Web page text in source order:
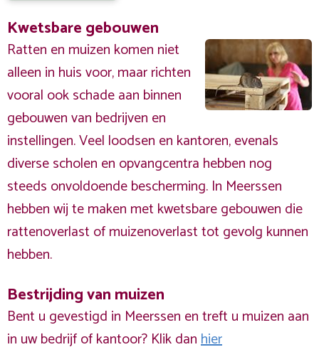
Kwetsbare gebouwen
Ratten en muizen komen niet
alleen in huis voor, maar richten
vooral ook schade aan binnen
gebouwen van bedrijven en
instellingen. Veel loodsen en kantoren, evenals
diverse scholen en opvangcentra hebben nog
steeds onvoldoende bescherming. In Meerssen
hebben wij te maken met kwetsbare gebouwen die
rattenoverlast of muizenoverlast tot gevolg kunnen
hebben.
Bestrijding van muizen
Bent u gevestigd in Meerssen en treft u muizen aan
in uw bedrijf of kantoor? Klik danhier